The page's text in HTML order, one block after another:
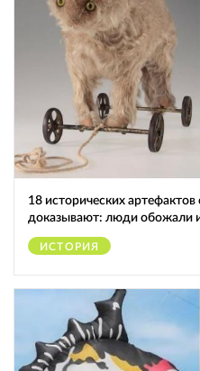
18 исторических
доказывают: люди обожали
ИСТОРИЯ